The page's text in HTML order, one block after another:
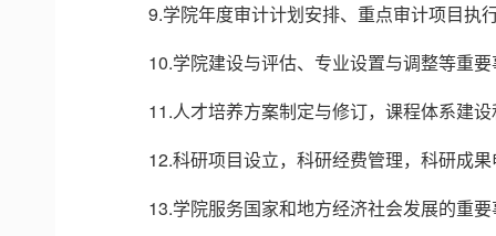
9.学院年度审计计划安排、重点审计项目执
10.学院建设与评估、专业设置与调整等重
11.人才培养方案制定与修订，课程体系建
12.科研项目设立，科研经费管理，科研成
13.学院服务国家和地方经济社会发展的重